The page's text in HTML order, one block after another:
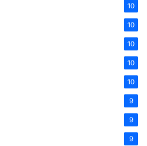
10
10
10
10
10
9
9
9